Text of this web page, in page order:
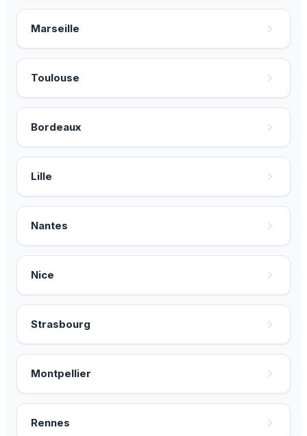
Marseille
Toulouse
Bordeaux
Lille
Nantes
Nice
Strasbourg
Montpellier
Rennes